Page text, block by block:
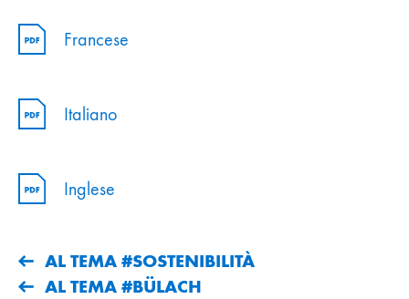
Francese
Italiano
Inglese
AL TEMA #SOSTENIBILITÀ
AL TEMA #BÜLACH